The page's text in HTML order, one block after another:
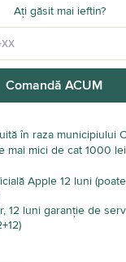
Ați găsit mai ieftin?
Comandă ACUM
în raza municipiului
mai mici de cat 1000 lei
Apple 12 luni
12 luni garanție de